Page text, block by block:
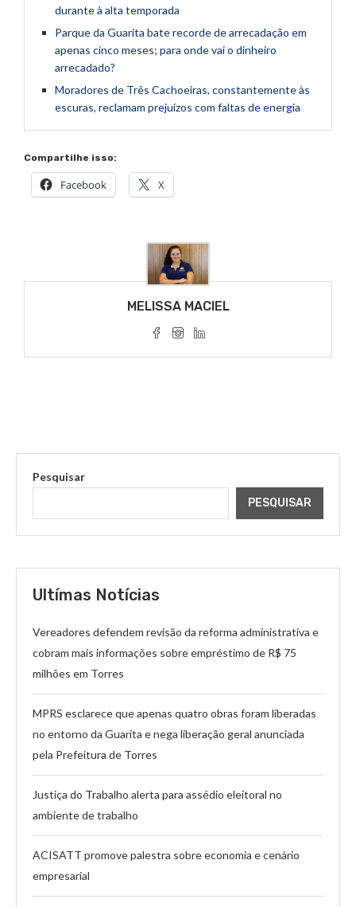
durante à alta temporada
Parque da Guarita bate recorde de arrecadação em
apenas cinco meses; para onde vai o dinheiro
arrecadado?
Moradores de Três Cachoeiras, constantemente às
escuras, reclamam prejuízos com faltas de energia
Compartilhe isso:
Facebook X
MELISSA MACIEL
Pesquisar
PESQUISAR
Ultímas Notícias
Vereadores defendem revisão da reforma administrativa e
cobram mais informações sobre empréstimo de R$ 75
milhões em Torres
MPRS esclarece que apenas quatro obras foram liberadas
no entorno da Guarita e nega liberação geral anunciada
pela Prefeitura de Torres
Justiça do Trabalho alerta para assédio eleitoral no
ambiente de trabalho
ACISATT promove palestra sobre economia e cenário
empresarial